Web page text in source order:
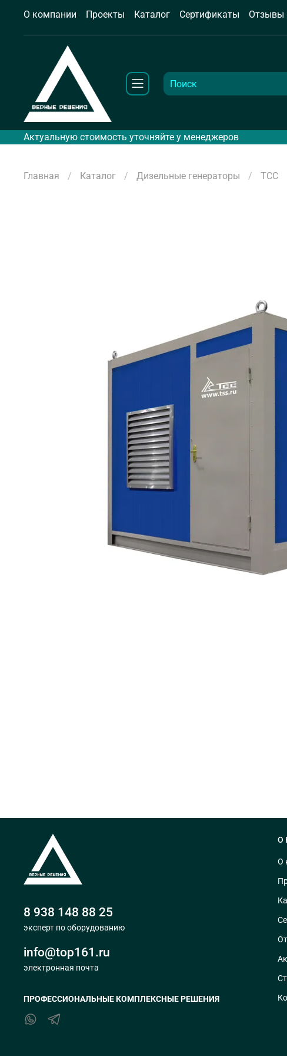
О компании Проекты Каталог Сертификаты Отзывы
Актуальную стоимость уточняйте у менеджеров
Главная Каталог Дизельные генераторы ТСС
О
О
8 938 148 88 25
эксперт по оборудованию
info@top161.ru
электронная почта
ПРОФЕССИОНАЛЬНЫЕ КОМПЛЕКСНЫЕ РЕШЕНИЯ